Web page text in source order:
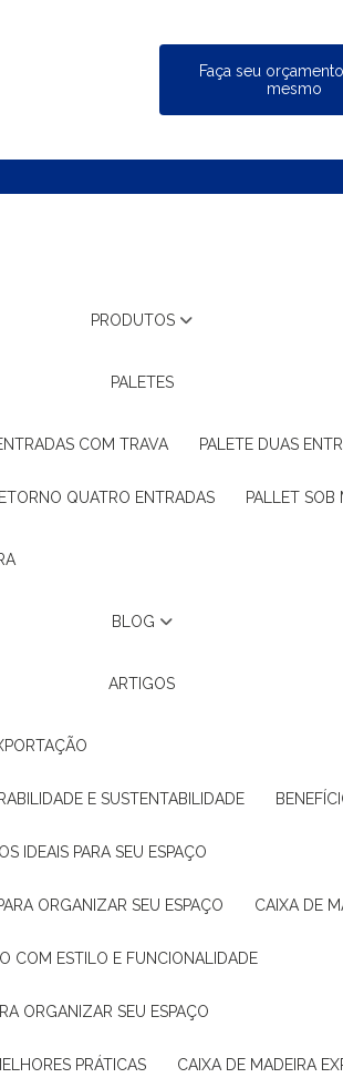
Faça seu
mesmo
PRODUTOS
PALETES
COM TRAVA PALETE DUAS
QUATRO ENTRADAS PALLET SOB
BLOG
ARTIGOS
E SUSTENTABILIDADE
IDEAIS PARA SEU ESPAÇO
ORGANIZAR SEU ESPAÇO CAIXA DE
COM ESTILO E FUNCIONALIDADE
ORGANIZAR SEU ESPAÇO
PRÁTICAS CAIXA DE MADEIRA